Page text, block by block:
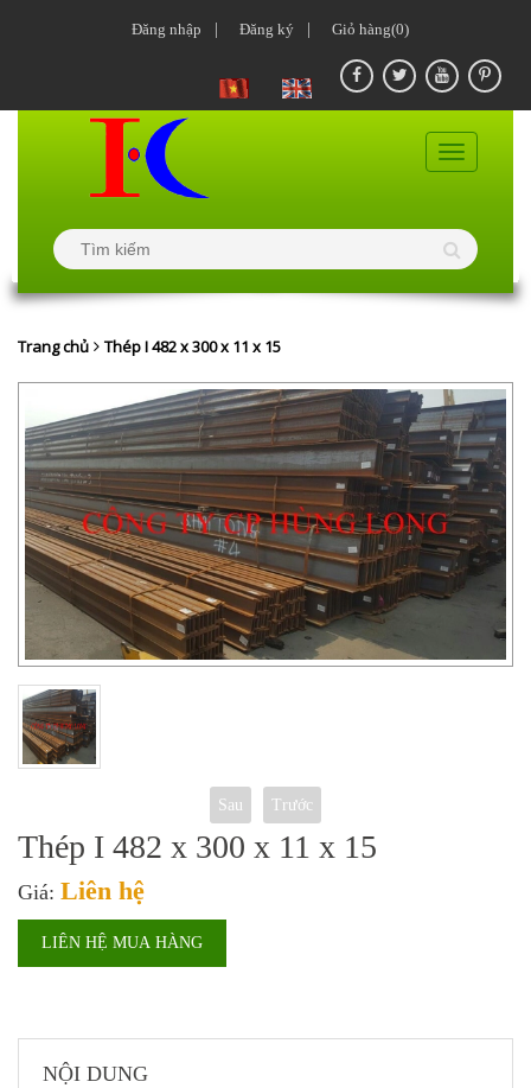
Đăng nhập Đăng ký Giỏ hàng(0)
Trang chủ Thép I 482 x 300 x 11 x 15
Sau Trước
Thép I 482 x 300 x 11 x 15
Giá: Liên hệ
LIÊN HỆ MUA HÀNG
NỘI DUNG